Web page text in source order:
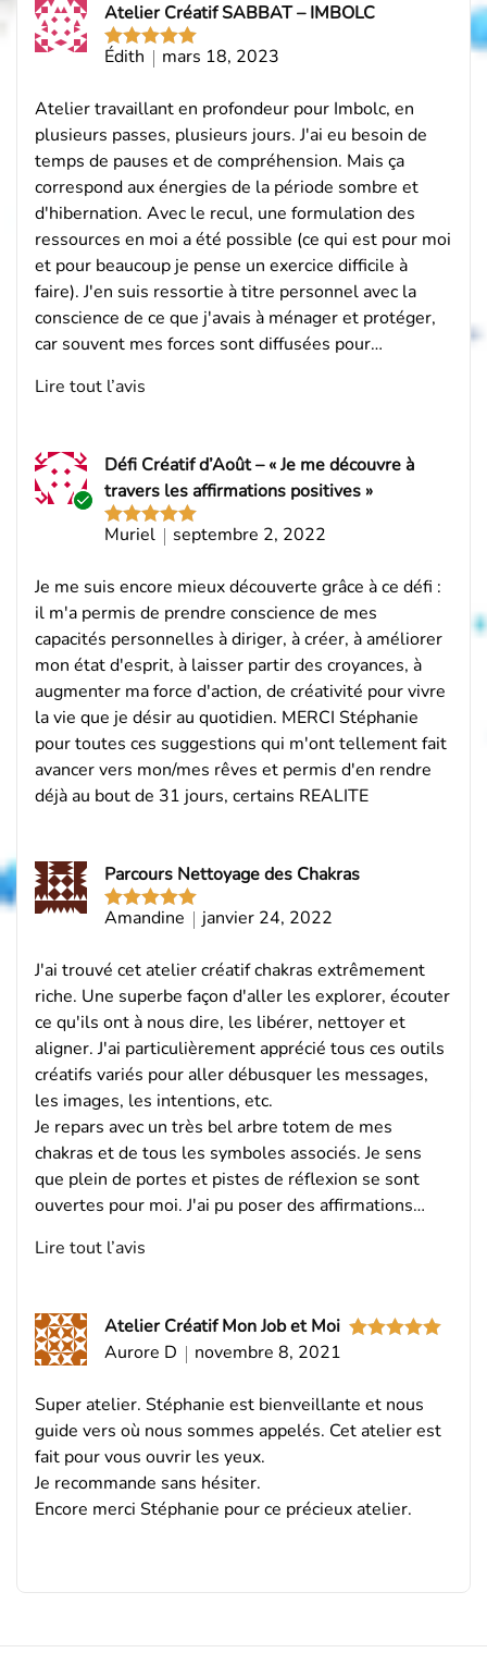
avis
par
Note5
sur
Atelier Créatif SABBAT – IMBOLC
Édith
mars 18, 2023
Atelier travaillant en profondeur pour Imbolc, en
plusieurs passes, plusieurs jours. J'ai eu besoin de
temps de pauses et de compréhension. Mais ça
correspond aux énergies de la période sombre et
d'hibernation. Avec le recul, une formulation des
ressources en moi a été possible (ce qui est pour moi
et pour beaucoup je pense un exercice difficile à
faire). J'en suis ressortie à titre personnel avec la
conscience de ce que j'avais à ménager et protéger,
car souvent mes forces sont diffusées pour…
Lire tout l’avis
Acheteur
vérifiéNote5sur
Défi Créatif d’Août – « Je me découvre à
travers les affirmations positives »
Muriel
septembre 2, 2022
Je me suis encore mieux découverte grâce à ce défi :
il m'a permis de prendre conscience de mes
capacités personnelles à diriger, à créer, à améliorer
mon état d'esprit, à laisser partir des croyances, à
augmenter ma force d'action, de créativité pour vivre
la vie que je désir au quotidien. MERCI Stéphanie
pour toutes ces suggestions qui m'ont tellement fait
avancer vers mon/mes rêves et permis d'en rendre
déjà au bout de 31 jours, certains REALITE
Note5sur
Parcours Nettoyage des Chakras
Amandine
janvier 24, 2022
J'ai trouvé cet atelier créatif chakras extrêmement
riche. Une superbe façon d'aller les explorer, écouter
ce qu'ils ont à nous dire, les libérer, nettoyer et
aligner. J'ai particulièrement apprécié tous ces outils
créatifs variés pour aller débusquer les messages,
les images, les intentions, etc.
Je repars avec un très bel arbre totem de mes
chakras et de tous les symboles associés. Je sens
que plein de portes et pistes de réflexion se sont
ouvertes pour moi. J'ai pu poser des affirmations…
Lire tout l’avis
Atelier Créatif Mon Job et Moi
Aurore D
novembre 8, 2021
Super atelier. Stéphanie est bienveillante et nous
guide vers où nous sommes appelés. Cet atelier est
fait pour vous ouvrir les yeux.
Je recommande sans hésiter.
Encore merci Stéphanie pour ce précieux atelier.